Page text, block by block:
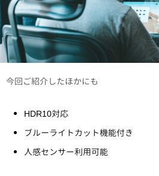
今回ご紹介したほかにも
HDR10対応
ブルーライトカット機能付き
人感センサー利用可能